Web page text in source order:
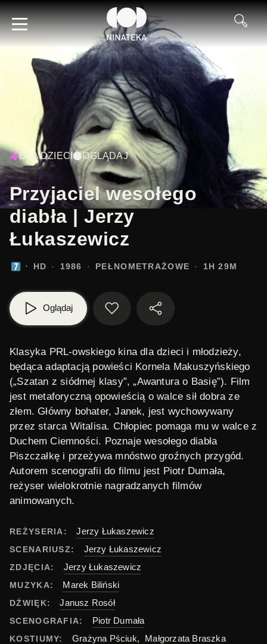
DLA DZIECI OGLĄDAJ
Przyjaciel wesołego
diabła | Jerzy
Łukaszewicz
HD 1986 PEŁNOMETRAŻOWE 1H 29M
Oglądaj
Klasyka PRL-owskiego kina dla dzieci i młodzieży,
będąca adaptacją powieści Kornela Makuszyńskiego
(„Szatan z siódmej klasy”, „Awantura o Basię”). Film
jest metaforyczną opowieścią o walce sił dobra ze
złem. Główny bohater,Janek, jest wychowywany
przez starca Witalisa. Chłopiec pomaga mu w walce z
Duchem Ciemności. Poznaje wesołego diabła
Piszczałkę i przeżywa mnóstwo groźnych przygód.
Autorem scenografii do filmu jest Piotr Dumała,
reżyser wielokrotnie nagradzanych filmów
animowanych.
REŻYSERIA: Jerzy Łukaszewicz
SCENARIUSZ: Jerzy Łukaszewicz
ZDJĘCIA: Jerzy Łukaszewicz
MUZYKA: Marek Biliński
DŹWIĘK: Janusz Rosół
SCENOGRAFIA: Piotr Dumała
KOSTIUMY: Grażyna Pściuk, Małgorzata Braszka